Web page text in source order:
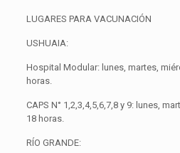
LUGARES PARA VACUNACIÓN
USHUAIA:
Hospital Modular: lunes, martes,
horas.
CAPS N° 1,2,3,4,5,6,7,8 y 9: lunes,
18 horas.
RÍO GRANDE: